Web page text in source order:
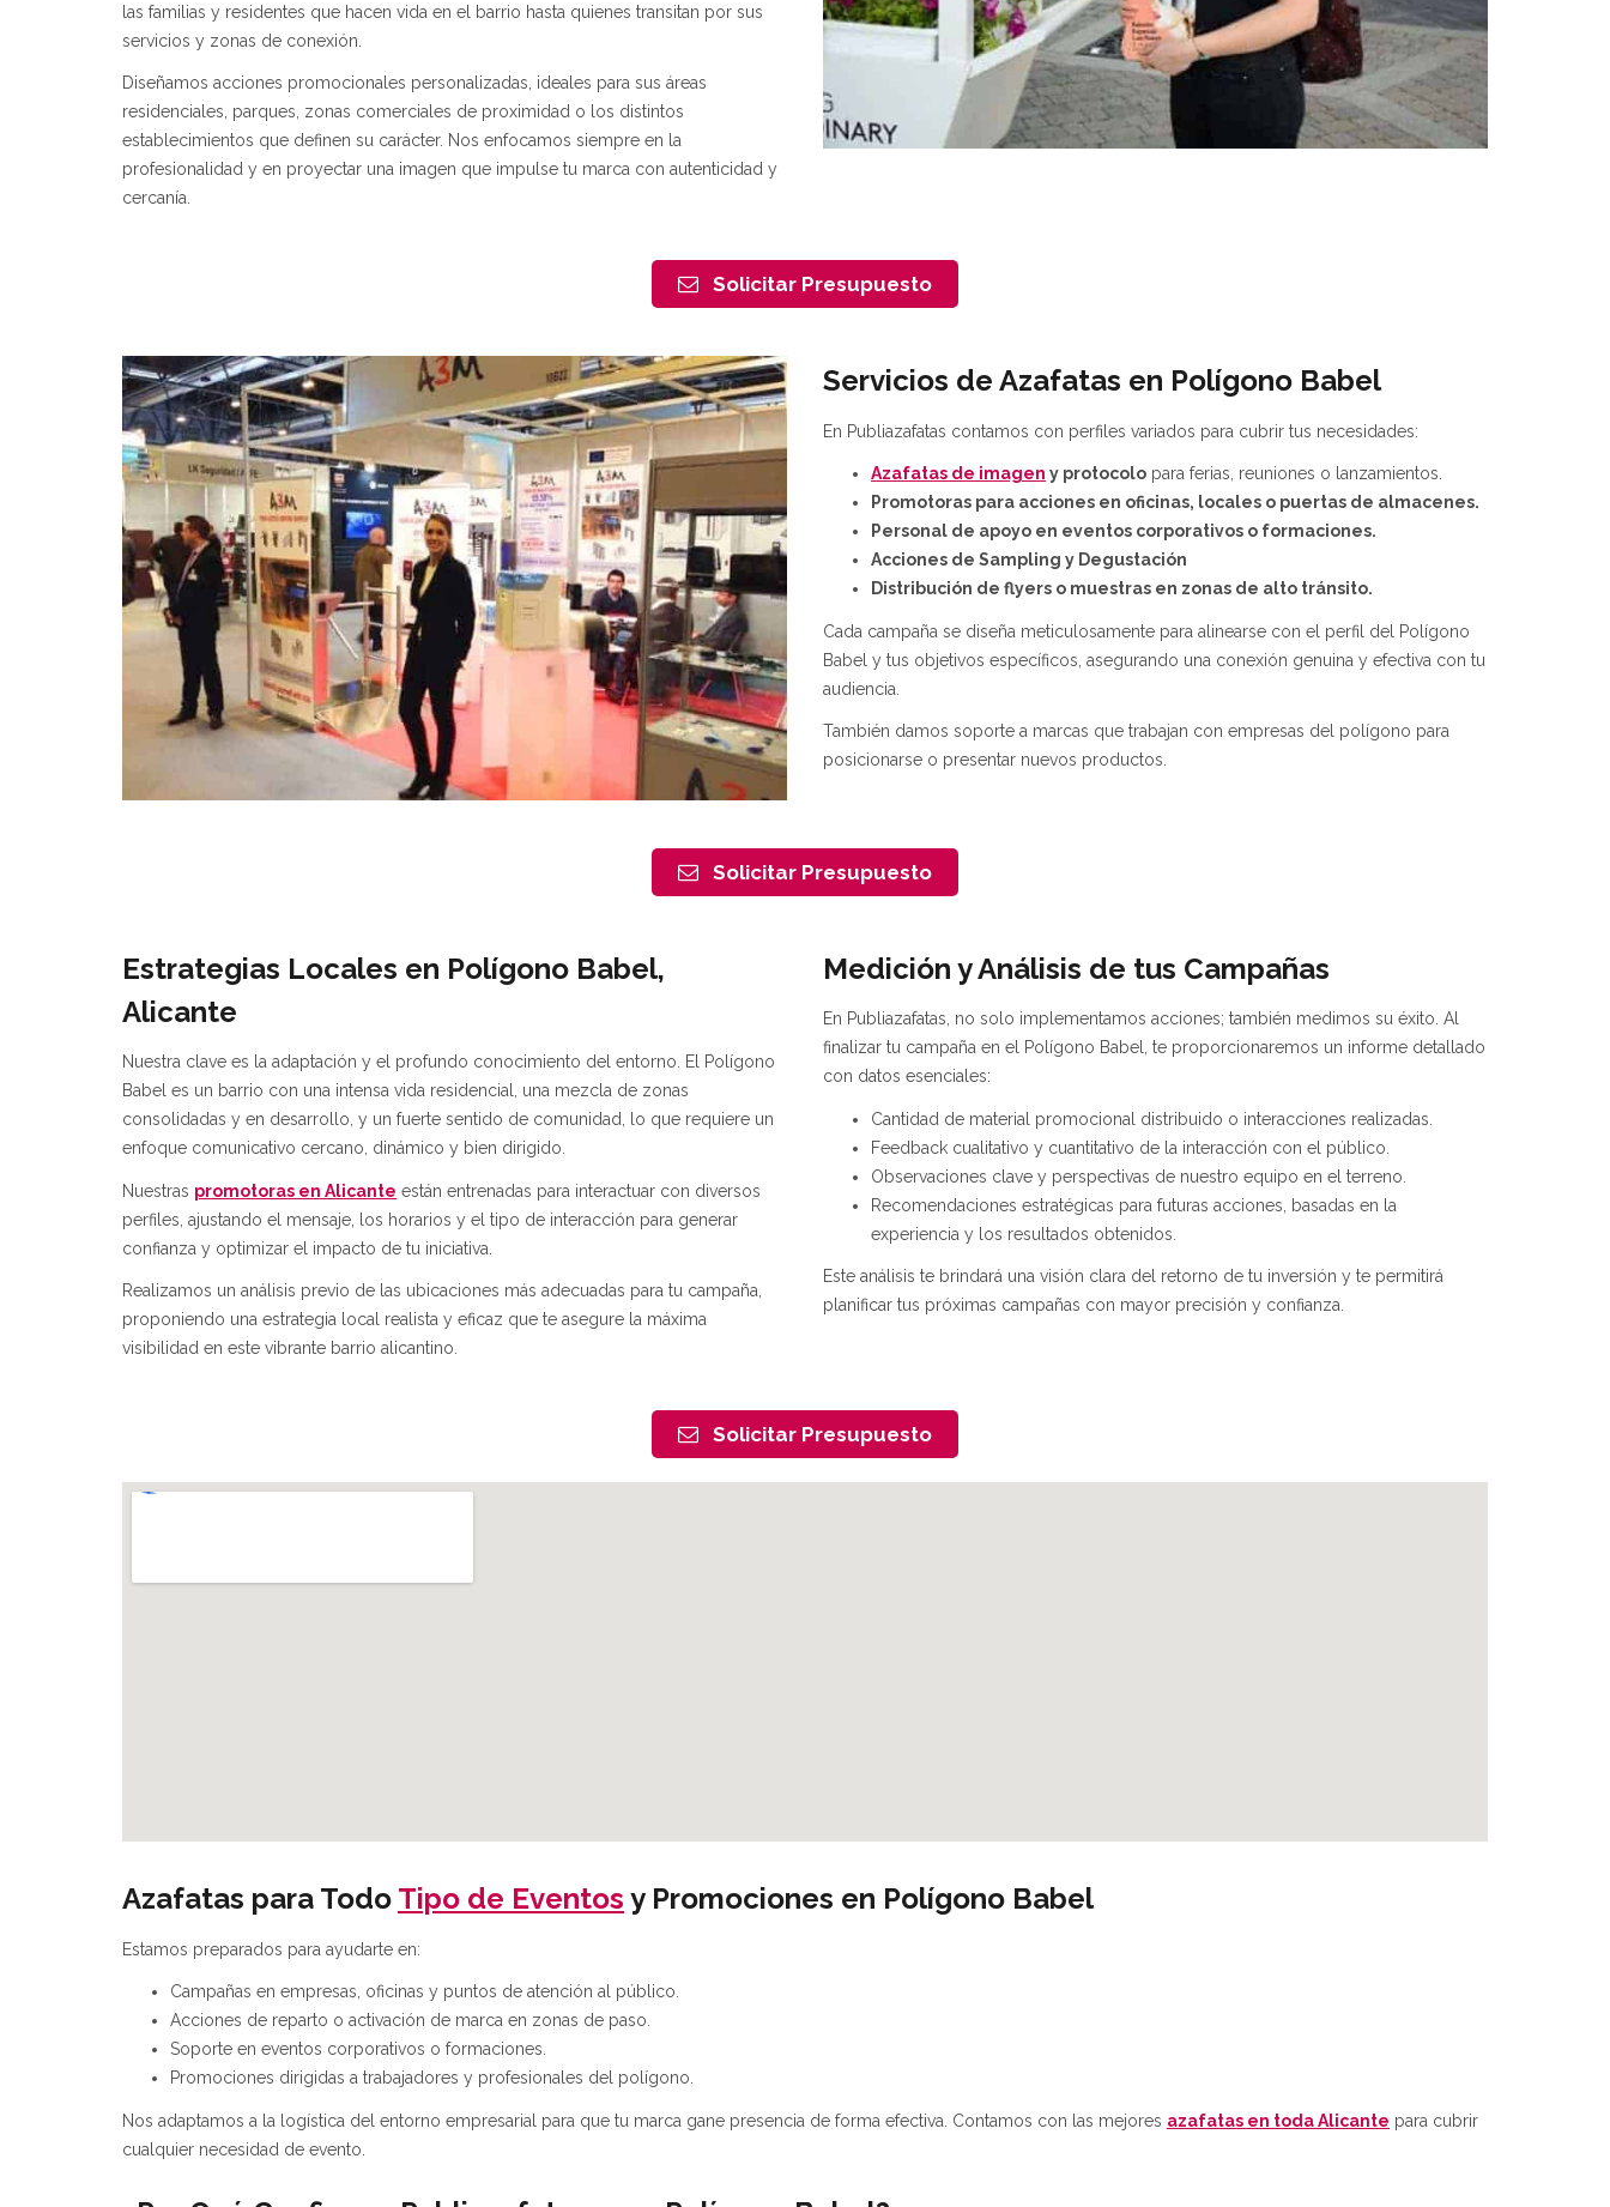
las familias y residentes que hacen vida en el barrio hasta quienes transitan por sus
servicios y zonas de conexión.
Diseñamos acciones promocionales personalizadas, ideales para sus áreas
residenciales, parques, zonas comerciales de proximidad o los distintos
establecimientos que definen su carácter. Nos enfocamos siempre en la
profesionalidad y en proyectar una imagen que impulse tu marca con autenticidad y
cercanía.
Solicitar Presupuesto
Servicios de Azafatas en Polígono Babel
En Publiazafatas contamos con perfiles variados para cubrir tus necesidades:
Azafatas de imagen y protocolo para ferias, reuniones o lanzamientos.
Promotoras para acciones en oficinas, locales o puertas de almacenes.
Personal de apoyo en eventos corporativos o formaciones.
Acciones de Sampling y Degustación
Distribución de flyers o muestras en zonas de alto tránsito.
Cada campaña se diseña meticulosamente para alinearse con el perfil del Polígono
Babel y tus objetivos específicos, asegurando una conexión genuina y efectiva con tu
audiencia.
También damos soporte a marcas que trabajan con empresas del polígono para
posicionarse o presentar nuevos productos.
Solicitar Presupuesto
Estrategias Locales en Polígono Babel,
Alicante
Nuestra clave es la adaptación y el profundo conocimiento del entorno. El Polígono
Babel es un barrio con una intensa vida residencial, una mezcla de zonas
consolidadas y en desarrollo, y un fuerte sentido de comunidad, lo que requiere un
enfoque comunicativo cercano, dinámico y bien dirigido.
Nuestras promotoras en Alicante están entrenadas para interactuar con diversos
perfiles, ajustando el mensaje, los horarios y el tipo de interacción para generar
confianza y optimizar el impacto de tu iniciativa.
Realizamos un análisis previo de las ubicaciones más adecuadas para tu campaña,
proponiendo una estrategia local realista y eficaz que te asegure la máxima
visibilidad en este vibrante barrio alicantino.
Medición y Análisis de tus Campañas
En Publiazafatas, no solo implementamos acciones; también medimos su éxito. Al
finalizar tu campaña en el Polígono Babel, te proporcionaremos un informe detallado
con datos esenciales:
Cantidad de material promocional distribuido o interacciones realizadas.
Feedback cualitativo y cuantitativo de la interacción con el público.
Observaciones clave y perspectivas de nuestro equipo en el terreno.
Recomendaciones estratégicas para futuras acciones, basadas en la
experiencia y los resultados obtenidos.
Este análisis te brindará una visión clara del retorno de tu inversión y te permitirá
planificar tus próximas campañas con mayor precisión y confianza.
Solicitar Presupuesto
Azafatas para Todo Tipo de Eventos y Promociones en Polígono Babel
Estamos preparados para ayudarte en:
Campañas en empresas, oficinas y puntos de atención al público.
Acciones de reparto o activación de marca en zonas de paso.
Soporte en eventos corporativos o formaciones.
Promociones dirigidas a trabajadores y profesionales del polígono.
Nos adaptamos a la logística del entorno empresarial para que tu marca gane presencia de forma efectiva. Contamos con las mejores azafatas en toda Alicante para cubrir
cualquier necesidad de evento.